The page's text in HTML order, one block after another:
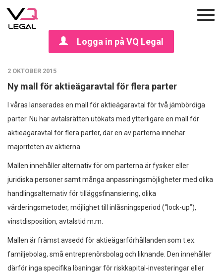
Logga in på VQ Legal
2 OKTOBER 2015
Ny mall för aktieägaravtal för flera parter
I våras lanserades en mall för aktieägaravtal för två jämbördiga
parter. Nu har avtalsrätten utökats med ytterligare en mall för
aktieägaravtal för flera parter, där en av parterna innehar
majoriteten av aktierna.
Mallen innehåller alternativ för om parterna är fysiker eller
juridiska personer samt många anpassningsmöjligheter med olika
handlingsalternativ för tilläggsfinansiering, olika
värderingsmetoder, möjlighet till inlåsningsperiod (“lock-up”),
vinstdisposition, avtalstid m.m.
Mallen är främst avsedd för aktieägarförhållanden som t.ex.
familjebolag, små entreprenörsbolag och liknande. Den innehåller
därför inga specifika lösningar för riskkapital-investeringar eller